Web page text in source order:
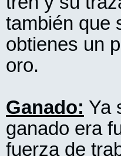
también que
obtienes un
oro.
Ganado: Ya
ganado era
fuerza de